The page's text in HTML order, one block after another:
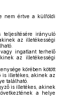
nem értve a külföldi
teljesítésére irányuló
az illetékességi
ingatlant terhelő
az illetékességi
körében kötött
is illetékes, akinek az
található.
is illetékes, akinek
a helye